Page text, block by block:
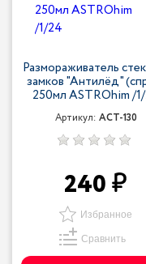
Размораживатель
замков "Антилёд"
250мл ASTROhim /
Артикул: ACT-130
240
Избранное
Сравнить